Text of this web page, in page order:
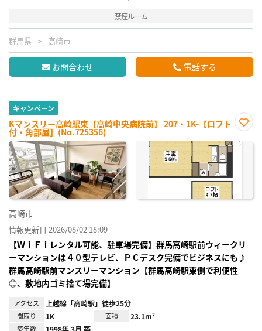
禁煙ルーム
群馬県 高崎市
お問合わせ 電話する
キャンペーン
Kマンスリー高崎駅東【高崎中央病院前】 207・1K-【ロフト
付・角部屋】(No.725356)
に入
高崎市
情報更新日 2026/08/02 18:09
【ＷｉＦｉレンタル可能、駐車場完備】群馬高崎駅前ウィークリ
ーマンションは４０型テレビ、ＰＣデスク完備でビジネスにも♪
群馬高崎駅前マンスリーマンション【群馬高崎駅東側で利便性
◎、敷地内ゴミ捨て場完備】
アクセス 上越線「高崎駅」徒歩25分
間取り 1K 面積 23.1m²
築年数 1998年 3月 築